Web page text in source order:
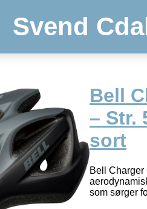
Svend
Bell
– Str.
sort
Bell
som sørger